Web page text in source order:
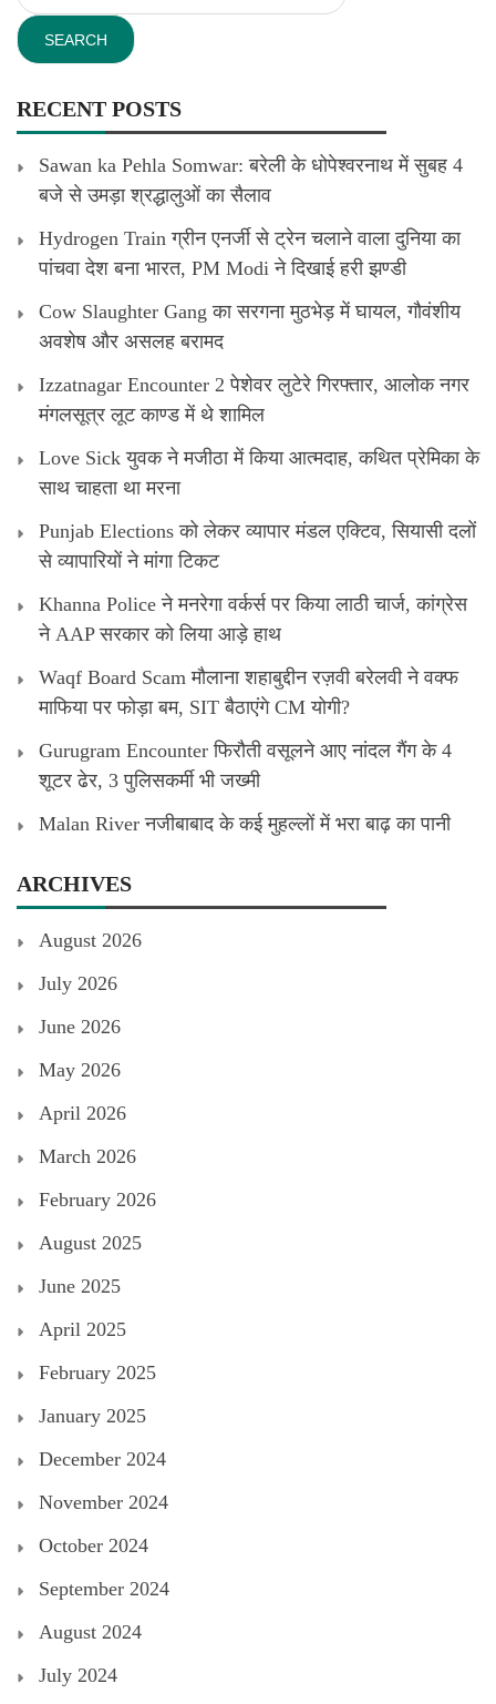
for:
RECENT POSTS
Sawan ka Pehla Somwar: बरेली के धोपेश्वरनाथ में सुबह 4
बजे से उमड़ा श्रद्धालुओं का सैलाव
Hydrogen Train ग्रीन एनर्जी से ट्रेन चलाने वाला दुनिया का
पांचवा देश बना भारत, PM Modi ने दिखाई हरी झण्डी
Cow Slaughter Gang का सरगना मुठभेड़ में घायल, गौवंशीय
अवशेष और असलह बरामद
Izzatnagar Encounter 2 पेशेवर लुटेरे गिरफ्तार, आलोक नगर
मंगलसूत्र लूट काण्‍ड में थे शामिल
Love Sick युवक ने मजीठा में किया आत्मदाह, कथित प्रेमिका के
साथ चाहता था मरना
Punjab Elections को लेकर व्यापार मंडल एक्टिव, सियासी दलों
से व्यापारियों ने मांगा टिकट
Khanna Police ने मनरेगा वर्कर्स पर किया लाठी चार्ज, कांग्रेस
ने AAP सरकार को लिया आड़े हाथ
Waqf Board Scam मौलाना शहाबुद्दीन रज़वी बरेलवी ने वक्फ
माफिया पर फोड़ा बम, SIT बैठाएंगे CM योगी?
Gurugram Encounter फिरौती वसूलने आए नांदल गैंग के 4
शूटर ढेर, 3 पुलिसकर्मी भी जख्मी
Malan River नजीबाबाद के कई मुहल्लों में भरा बाढ़ का पानी
ARCHIVES
August 2026
July 2026
June 2026
May 2026
April 2026
March 2026
February 2026
August 2025
June 2025
April 2025
February 2025
January 2025
December 2024
November 2024
October 2024
September 2024
August 2024
July 2024